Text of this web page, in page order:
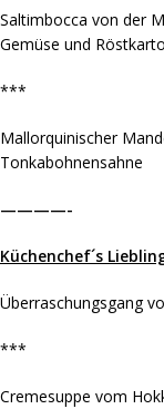
Saltimbocca von der
Gemüse und
***
Mallorquinischer
Tonkabohnensahne
————-
Küchenchef´s
Überraschungsgang
***
Cremesuppe vom